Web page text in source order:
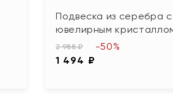
Подвеска из серебра с
ювелирным
2 988 ₽
1 494 ₽
-50%